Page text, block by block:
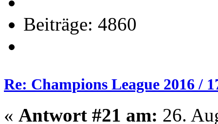
Beiträge: 4860
Re: Champions League 2016 /
« Antwort #21 am: 26.